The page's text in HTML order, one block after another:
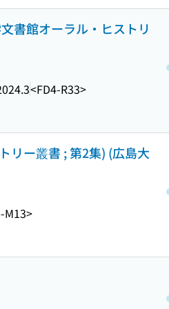
書館オーラル・ヒストリ
<FD4-R33>
リー叢書 ; 第2集) (広島大
M13>